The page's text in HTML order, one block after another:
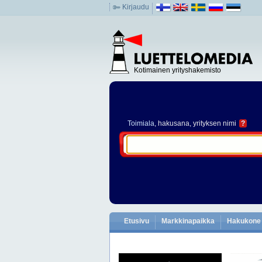
Kirjaudu
Kotimainen yrityshakemisto
Toimiala, hakusana, yrityksen nimi ?
Etusivu Markkinapaikka Hakukone